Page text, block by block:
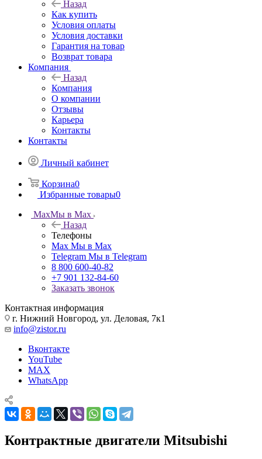
Назад
Как купить
Условия оплаты
Условия доставки
Гарантия на товар
Возврат товара
Компания
Назад
Компания
О компании
Отзывы
Карьера
Контакты
Контакты
Личный кабинет
Корзина0
Избранные товары0
MaxМы в Max
Назад
Телефоны
Max Мы в Max
Telegram Мы в Telegram
8 800 600-40-82
+7 901 132-84-60
Заказать звонок
Контактная информация
г. Нижний Новгород, ул. Деловая, 7к1
info@zistor.ru
Вконтакте
YouTube
MAX
WhatsApp
Контрактные двигатели Mitsubishi